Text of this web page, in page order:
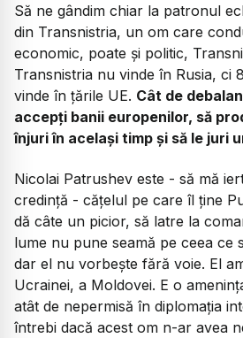
Să ne gândim chiar la patronul
din Transnistria, un om care
economic, poate și politic,
Transnistria nu vinde în Rusia, ci
vinde în țările UE. Cât de
accepți banii europenilor, să
înjuri în același timp și să le juri
Nicolai Patrushev este - să mă
credință - cățelul pe care îl ține
dă câte un picior, să latre la
lume nu pune seamă pe ceea ce
dar el nu vorbește fără voie. El
Ucrainei, a Moldovei. E o
atât de nepermisă în diplomația
întrebi dacă acest om n-ar avea